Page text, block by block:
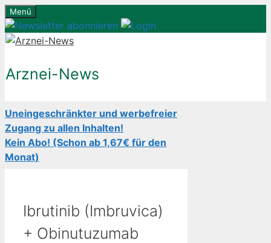
Zum
Inhalt
springen
Menü
Arznei-News
Uneingeschränkter und werbefreier
Zugang zu allen Inhalten!
Kein Abo! (Schon ab 1,67€ für den
Monat)
Ibrutinib (Imbruvica)
+ Obinutuzumab